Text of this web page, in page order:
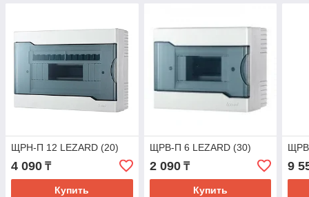
ЩРН-П 12 LEZARD (20)
4 090 ₸
Купить
ЩРВ-П 6 LEZARD (30)
2 090₸
Купить
9